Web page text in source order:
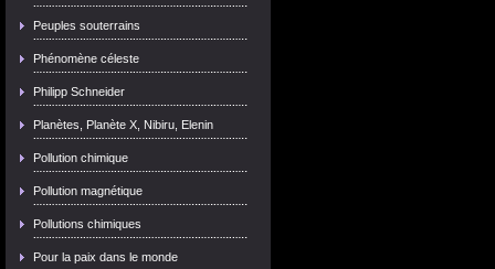
Peuples souterrains
Phénomène céleste
Philipp Schneider
Planètes, Planète X, Nibiru, Elenin
Pollution chimique
Pollution magnétique
Pollutions chimiques
Pour la paix dans le monde